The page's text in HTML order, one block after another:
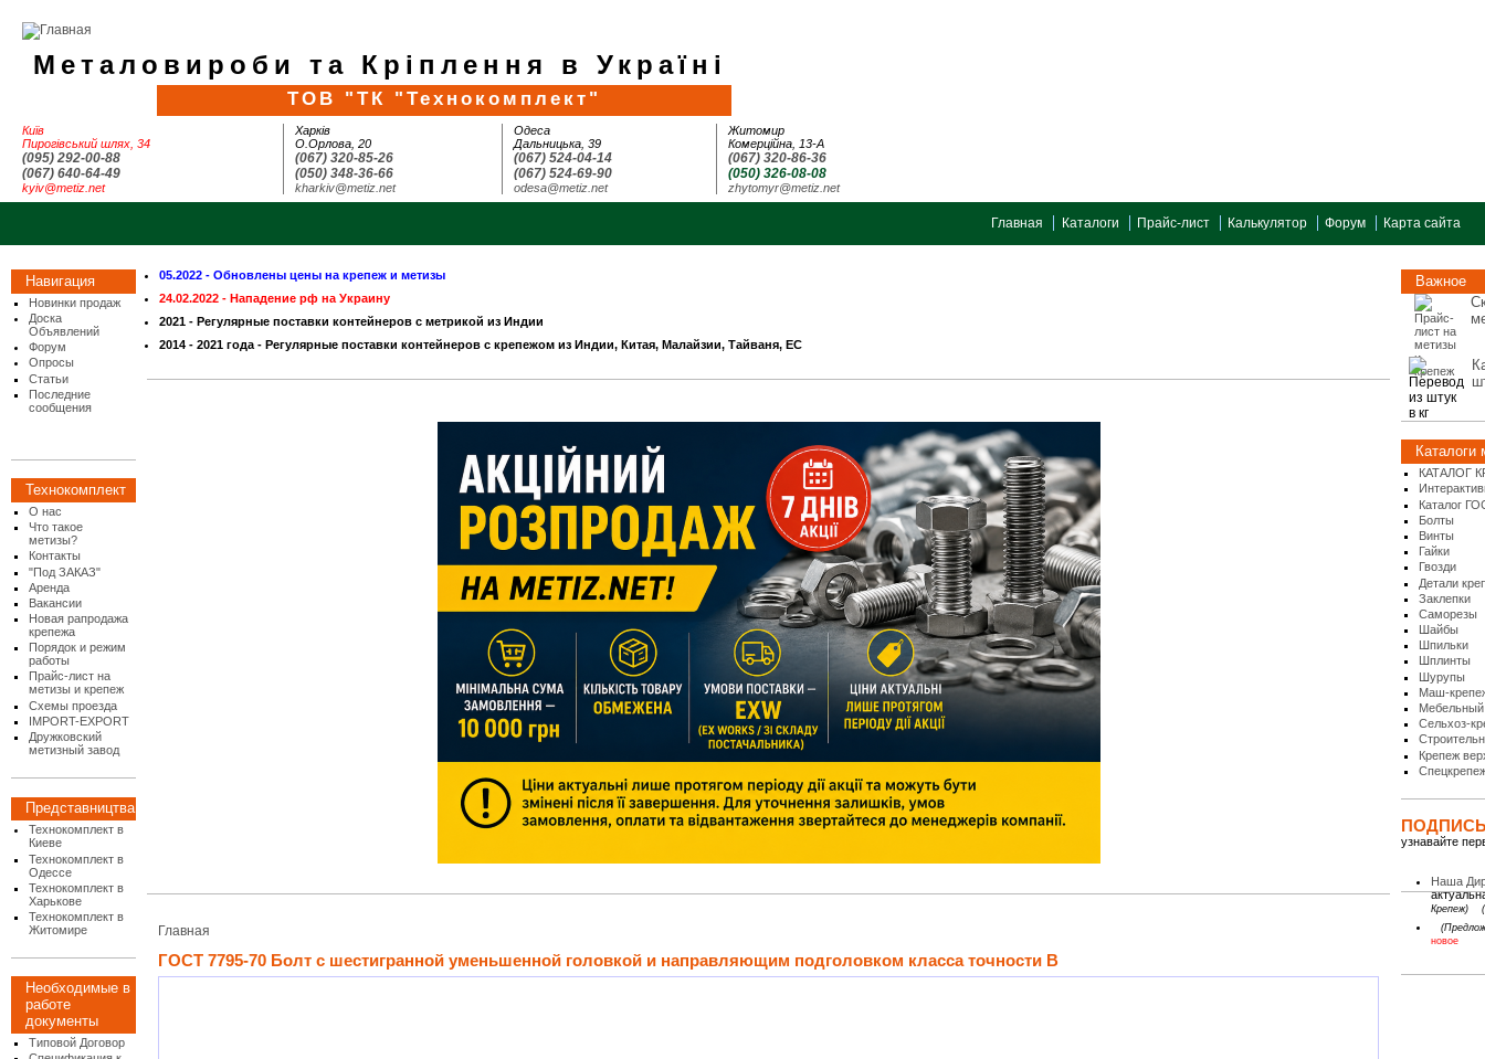
Металовироби та Кріплення в Україні
ТОВ "ТК "Технокомплект"
Київ
Пирогівський шлях, 34
(095) 292-00-88
(067) 640-64-49
kyiv@metiz.net
Харків
О.Орлова, 20
(067) 320-85-26
(050) 348-36-66
kharkiv@metiz.net
Одеса
Дальницька, 39
(067) 524-04-14
(067) 524-69-90
odesa@metiz.net
Житомир
Комерційна, 13-А
(067) 320-86-36
(050) 326-08-08
zhytomyr@metiz.net
Главная Каталоги Прайс-лист Калькулятор Форум Карта сайта
Навигация
Новинки продаж
Доска
Объявлений
Форум
Опросы
Статьи
Последние
сообщения
Технокомплект
О нас
Что такое
метизы?
Контакты
"Под ЗАКАЗ"
Аренда
Вакансии
Новая рапродажа
крепежа
Порядок и режим
работы
Прайс-лист на
метизы и крепеж
Схемы проезда
IMPORT-EXPORT
Дружковский
метизный завод
Представництва
Технокомплект в
Киеве
Технокомплект в
Одессе
Технокомплект в
Харькове
Технокомплект в
Житомире
Необходимые в
работе
документы
Типовой Договор
05.2022 - Обновлены цены на крепеж и метизы
24.02.2022 - Нападение рф на Украину
2021 - Регулярные поставки контейнеров с метрикой из Индии
2014 - 2021 года - Регулярные поставки контейнеров с крепежом из Индии, Китая, Малайзии, Тайваня, ЕС
Главная
ГОСТ 7795-70 Болт с шестигранной уменьшенной головкой и направляющим подголовком класса точности B
Важное
Каталоги
КАТАЛОГ
Каталог
Болты
Винты
Гайки
Гвозди
Детали
Заклепки
Саморезы
Шайбы
Шпильки
Шплинты
Шурупы
Маш-
Мебельный
Сельхоз-
Крепеж
узнавайте
Наша
Крепеж)
новое